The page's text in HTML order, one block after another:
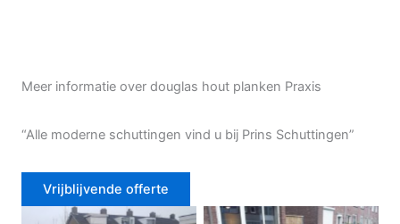
Meer informatie over douglas hout planken Praxis
“Alle moderne schuttingen vind u bij Prins Schuttingen”
Vrijblijvende offerte